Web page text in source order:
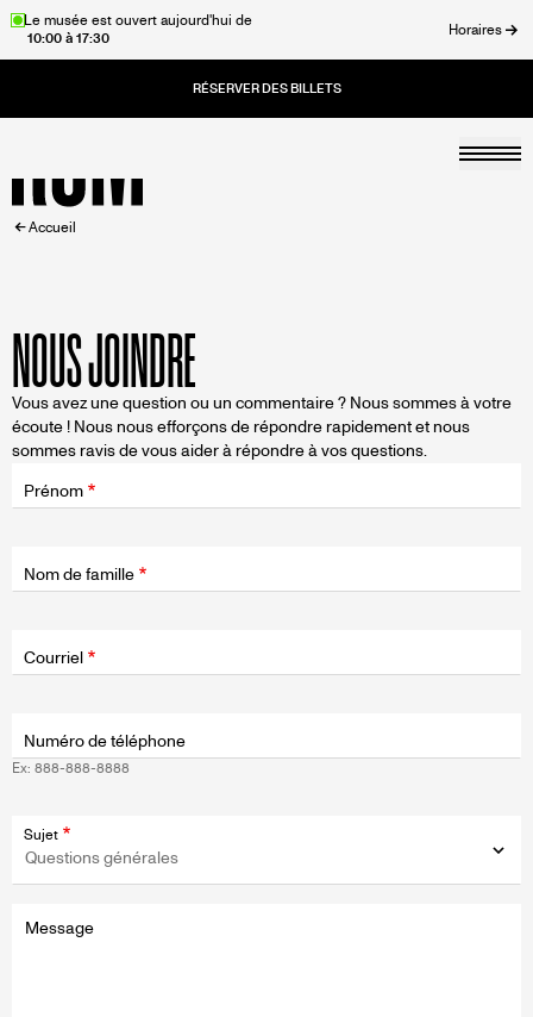
AllerLe musée est ouvert aujourd'hui de
10:00 à 17:30
Horaires
Accueil
FIL
D'ARIANE
Accueil
NOUS JOINDRE
Vous avez une question ou un commentaire ? Nous sommes à votre
écoute ! Nous nous efforçons de répondre rapidement et nous
sommes ravis de vous aider à répondre à vos questions.
Champ
d'application
Prénom
Nom de famille
d'application
Courriel
Numéro de téléphone
Ex: 888-888-8888
Sujet
Message